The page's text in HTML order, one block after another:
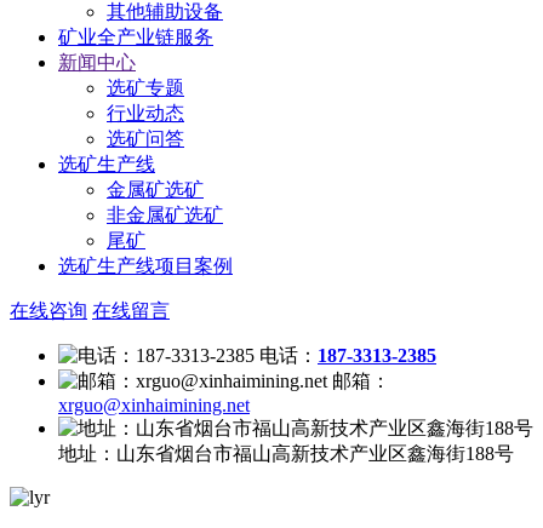
其他辅助设备
矿业全产业链服务
新闻中心
选矿专题
行业动态
选矿问答
选矿生产线
金属矿选矿
非金属矿选矿
尾矿
选矿生产线项目案例
在线咨询 在线留言
电话： 187-3313-2385
邮箱：
xrguo@xinhaimining.net
地址： 山东省烟台市福山高新技术产业区鑫海街188号